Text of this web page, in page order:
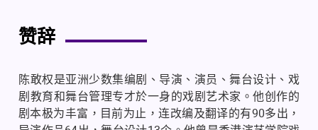
赞辞
陈敢权是亚洲少数集编剧、导演、演员、舞台设计、戏
剧教育和舞台管理专才於一身的戏剧艺术家。他创作的
剧本极为丰富，目前为止，连改编及翻译的有90多出，